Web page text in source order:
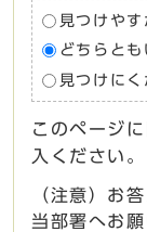
見つけやす
どちらとも
見つけにく
このページ
入ください。
（注意）お
当部署へお